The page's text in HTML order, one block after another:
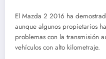
El Mazda 2 2016 ha
aunque algunos propietarios
problemas con la transmisión
vehículos con alto kilometraje.